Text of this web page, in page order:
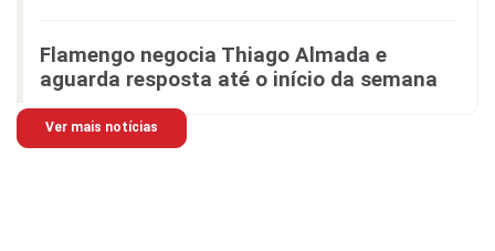
Flamengo negocia Thiago Almada e
aguarda resposta até o início da semana
Ver mais notícias